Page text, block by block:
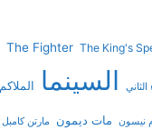
The Fighter The King's
الثاني السينما الملاكم
نيسون مات ديمون مارتن كامبل